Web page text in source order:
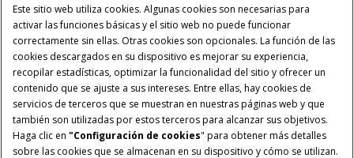
SOBRE CASE IH
Política Integrada QEHS
Politicas de Privacidad
Terminos y Condiciones
Nota Legal
Configuración de cookies
© 2026 CNH Industrial America LLC. All Rights Reserved. Case IH is a
Este sitio web utiliza cookies. Algunas cookies son necesarias para
activar las funciones básicas y el sitio web no puede funcionar
correctamente sin ellas. Otras cookies son opcionales. La función de las
cookies descargados en su dispositivo es mejorar su experiencia,
recopilar estadísticas, optimizar la funcionalidad del sitio y ofrecer un
contenido que se ajuste a sus intereses. Entre ellas, hay cookies de
servicios de terceros que se muestran en nuestras páginas web y que
también son utilizadas por estos terceros para alcanzar sus objetivos.
Haga clic en "Configuración de cookies" para obtener más detalles
sobre las cookies que se almacenan en su dispositivo y cómo se utilizan.